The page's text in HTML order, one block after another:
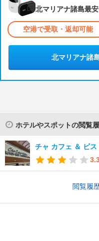
北マリアナ諸島最安
空港で受取・返却可能
北マリアナ諸
ホテルやスポットの閲覧
チャ カフェ ＆ ビス
閲覧履